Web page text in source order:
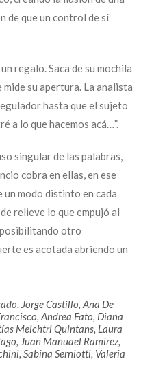
de que un control de sí
regalo. Saca de su mochila
su apertura. La analista
hasta que el sujeto
a lo que hacemos acá…”.
singular de las palabras,
cobra en ellas, en ese
modo distinto en cada
relieve lo que empujó al
otro
es acotada abriendo un
Jorge Castillo, Ana De
Andrea Fato, Diana
Meichtri Quintans, Laura
Juan Manuael Ramírez,
Sabina Serniotti, Valeria